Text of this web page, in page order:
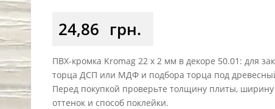
24,86 грн.
ПВХ-кромка Kromag 22 x 2 мм в декоре 50.01: для
торца ДСП или МДФ и подбора торца под
Перед покупкой проверьте толщину плиты,
оттенок и способ поклейки.